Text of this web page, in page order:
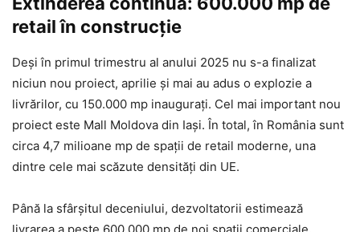
retail în construcție
Deși în primul trimestru al anului 2025 nu s-a finalizat
niciun nou proiect, aprilie și mai au adus o explozie a
livrărilor, cu 150.000 mp inaugurați. Cel mai important nou
proiect este Mall Moldova din Iași. În total, în România sunt
circa 4,7 milioane mp de spații de retail moderne, una
dintre cele mai scăzute densități din UE.
Până la sfârșitul deceniului, dezvoltatorii estimează
livrarea a peste 600.000 mp de noi spații comerciale.